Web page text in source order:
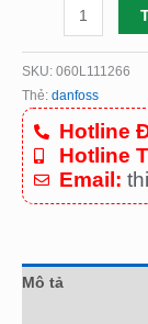
SKU: 060L111266
Thẻ: danfoss
Hotline
Hotline
Email:
Mô tả